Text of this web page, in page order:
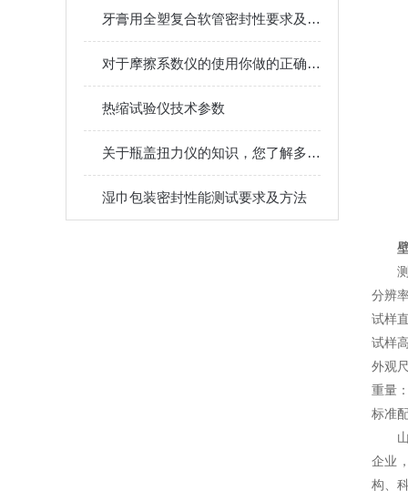
牙膏用全塑复合软管密封性要求及试验方法
对于摩擦系数仪的使用你做的正确吗？看这里！
热缩试验仪技术参数
关于瓶盖扭力仪的知识，您了解多少？
湿巾包装密封性能测试要求及方法
分辨
试样
试样
外观
重量
标准
企业
构、